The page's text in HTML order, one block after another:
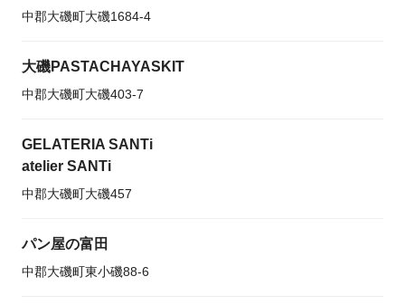
中郡大磯町大磯1684-4
大磯PASTACHAYASKIT
中郡大磯町大磯403-7
GELATERIA SANTi
atelier SANTi
中郡大磯町大磯457
パン屋の富田
中郡大磯町東小磯88-6